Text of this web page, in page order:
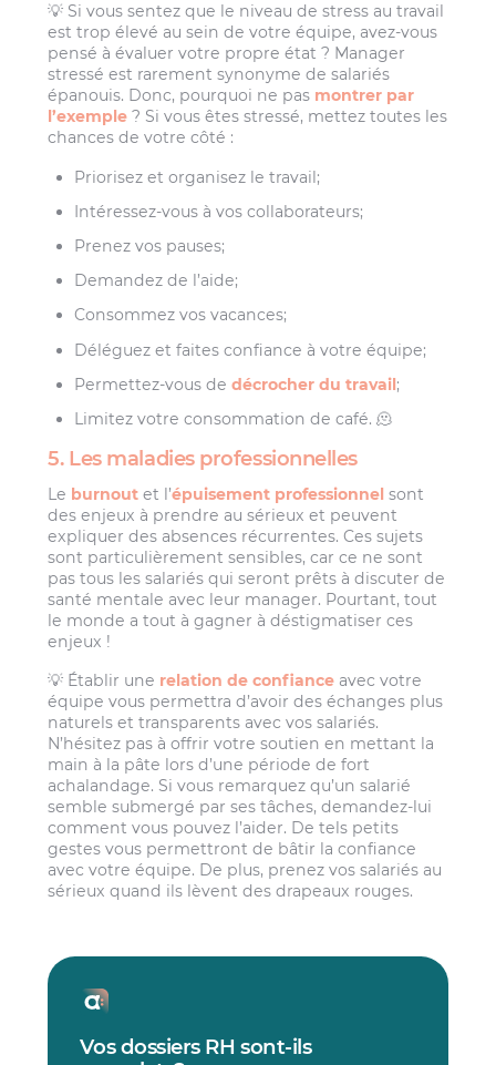
💡 Si vous sentez que le niveau de stress au travail
est trop élevé au sein de votre équipe, avez-vous
pensé à évaluer votre propre état ? Manager
stressé est rarement synonyme de salariés
épanouis. Donc, pourquoi ne pas montrer par
l’exemple ? Si vous êtes stressé, mettez toutes les
chances de votre côté :
Priorisez et organisez le travail;
Intéressez-vous à vos collaborateurs;
Prenez vos pauses;
Demandez de l’aide;
Consommez vos vacances;
Déléguez et faites confiance à votre équipe;
Permettez-vous dedécrocher du travail;
Limitez votre consommation de café. 🫠
5. Les maladies professionnelles
Le burnout et l’épuisement professionnel sont
des enjeux à prendre au sérieux et peuvent
expliquer des absences récurrentes. Ces sujets
sont particulièrement sensibles, car ce ne sont
pas tous les salariés qui seront prêts à discuter de
santé mentale avec leur manager. Pourtant, tout
le monde a tout à gagner à déstigmatiser ces
enjeux !
💡 Établir une relation de confiance avec votre
équipe vous permettra d’avoir des échanges plus
naturels et transparents avec vos salariés.
N’hésitez pas à offrir votre soutien en mettant la
main à la pâte lors d’une période de fort
achalandage. Si vous remarquez qu’un salarié
semble submergé par ses tâches, demandez-lui
comment vous pouvez l’aider. De tels petits
gestes vous permettront de bâtir la confiance
avec votre équipe. De plus, prenez vos salariés au
sérieux quand ils lèvent des drapeaux rouges.
Vos dossiers RH sont-ils